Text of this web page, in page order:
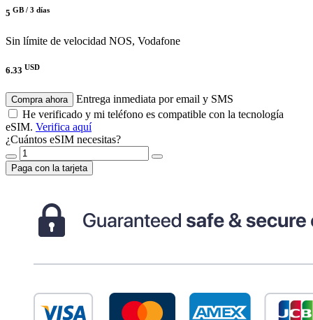
5 GB / 3 días
Sin límite de velocidad NOS, Vodafone
6.33 USD
Compra ahora
Entrega inmediata por email y SMS
He verificado y mi teléfono es compatible con la tecnología
eSIM. Verifica aquí
¿Cuántos eSIM necesitas?
Paga con la tarjeta